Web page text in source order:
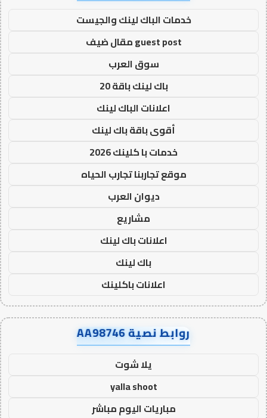
خدمات الباك لينك والجيست
guest post مقال ضيف
سوق العرب
باك لينك باقة 20
اعلانات الباك لينك
أقوى باقة باك لينك
خدمات با كلينك 2026
موقع تجاربنا تجارب الحياه
ديوان العرب
مشاريع
اعلانات باك لينك
باك لينك
اعلانات باكلينك
روابط نصية AA98746
يلا شوت
yalla shoot
مباريات اليوم مباشر